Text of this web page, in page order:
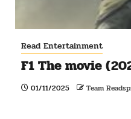
Read Entertainment
F1 The movie
01/11/2025 Team